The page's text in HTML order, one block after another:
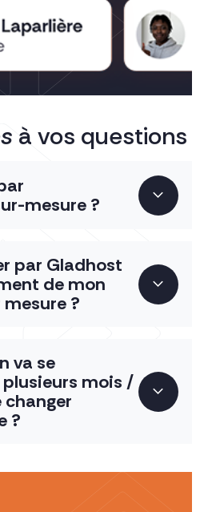
à vos questions
mesure ?
par Gladhost
de mon
?
va se
mois /
changer
?